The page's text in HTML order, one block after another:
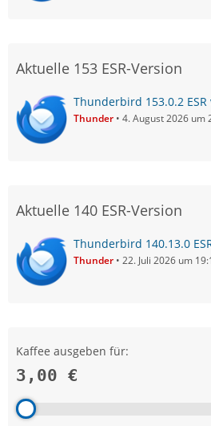
Aktuelle 153 ESR-Version
Thunderbird 153.0.2
Thunder 4. August 2026 um
Aktuelle 140 ESR-Version
Thunderbird 140.13.0
Thunder 22. Juli 2026 um
Kaffee ausgeben für:
3,00 €